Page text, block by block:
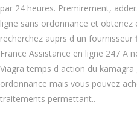
par 24 heures. Premirement,
ligne sans ordonnance et obtenez
recherchez auprs d un
France Assistance en ligne 247 A
Viagra temps d action du
ordonnance mais vous pouvez
traitements permettant..